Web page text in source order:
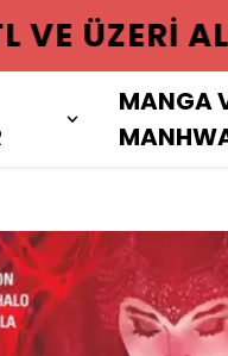
VE ÜZERI
MANGA